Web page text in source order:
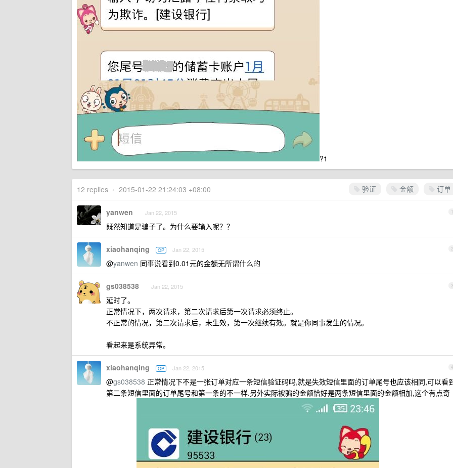
?1
验证 金额 订单
12 replies • 2015-01-22 21:24:03 +08:00
1
yanwen Jan 22, 2015
既然知道是骗子了。为什么要输入呢？？
2
xiaohanqing OP Jan 22, 2015
@yanwen 同事说看到0.01元的金额无所谓什么的
3
gs038538 Jan 22, 2015
延时了。
正常情况下，两次请求，第二次请求后第一次请求必须终止。
不正常的情况，第二次请求后，未生效，第一次继续有效。就是你同事发生的情况。
看起来是系统异常。
4
xiaohanqing OP Jan 22, 2015
@gs038538 正常情况下不是一张订单对应一条短信验证码吗,就是失效短信里面的订单尾号也应该相同,可以看
第二条短信里面的订单尾号和第一条的不一样.另外实际被骗的金额恰好是两条短信里面的金额相加,这个有点奇